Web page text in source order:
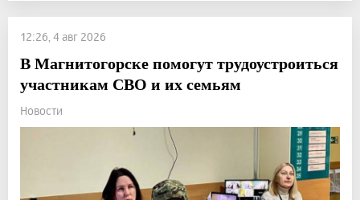
12:26, 4 авг 2026
В Магнитогорске помогут трудоустроиться
участникам СВО и их семьям
Новости